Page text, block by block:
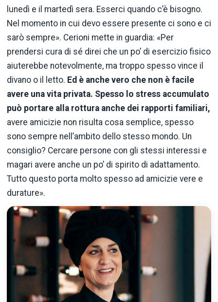
lunedì e il martedì sera. Esserci quando c’è bisogno.
Nel momento in cui devo essere presente ci sono e ci
sarò sempre». Cerioni mette in guardia: «Per
prendersi cura di sé direi che un po’ di esercizio fisico
aiuterebbe notevolmente, ma troppo spesso vince il
divano o il letto. Ed è anche vero che non è facile
avere una vita privata. Spesso lo stress accumulato
può portare alla rottura anche dei rapporti familiari,
avere amicizie non risulta cosa semplice, spesso
sono sempre nell’ambito dello stesso mondo. Un
consiglio? Cercare persone con gli stessi interessi e
magari avere anche un po’ di spirito di adattamento.
Tutto questo porta molto spesso ad amicizie vere e
durature».